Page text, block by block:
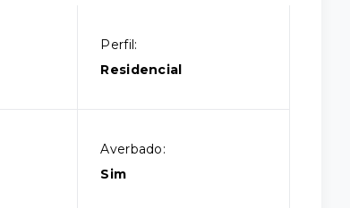
Perfil:
Residencial
Averbado:
Sim